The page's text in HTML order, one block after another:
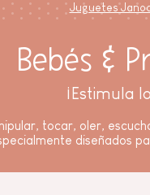
Juguetes Janod
Bebés &
¡Estimula
tocar, oler,
diseñados